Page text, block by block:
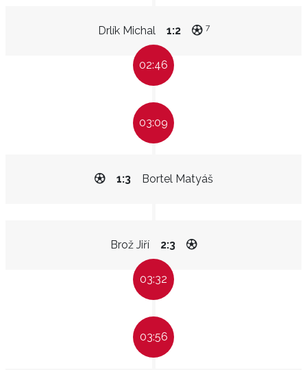
Drlík Michal 1:2 7
02:46
03:09
Bortel Matyáš
1:3
Brož Jiří 2:3
03:32
03:56